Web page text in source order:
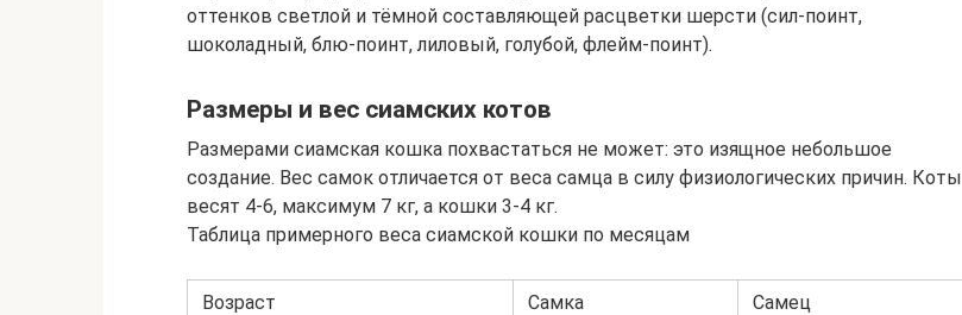
оттенков светлой и тёмной составляющей расцветки шерсти (сил-поинт,
шоколадный, блю-поинт, лиловый, голубой, флейм-поинт).
Размеры и вес сиамских котов
Размерами сиамская кошка похвастаться не может: это изящное небольшое
создание. Вес самок отличается от веса самца в силу физиологических причин. Коты
весят 4-6, максимум 7 кг, а кошки 3-4 кг.
Таблица примерного веса сиамской кошки по месяцам
Возраст Самка Самец